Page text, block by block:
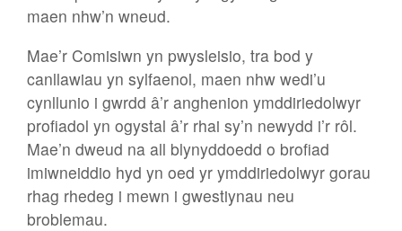
maen nhw’n wneud.
Mae’r Comisiwn yn pwysleisio, tra bod y
canllawiau yn sylfaenol, maen nhw wedi’u
cynllunio i gwrdd â’r anghenion ymddiriedolwyr
profiadol yn ogystal â’r rhai sy’n newydd i’r rôl.
Mae’n dweud na all blynyddoedd o brofiad
imiwneiddio hyd yn oed yr ymddiriedolwyr gorau
rhag rhedeg i mewn i gwestiynau neu
broblemau.